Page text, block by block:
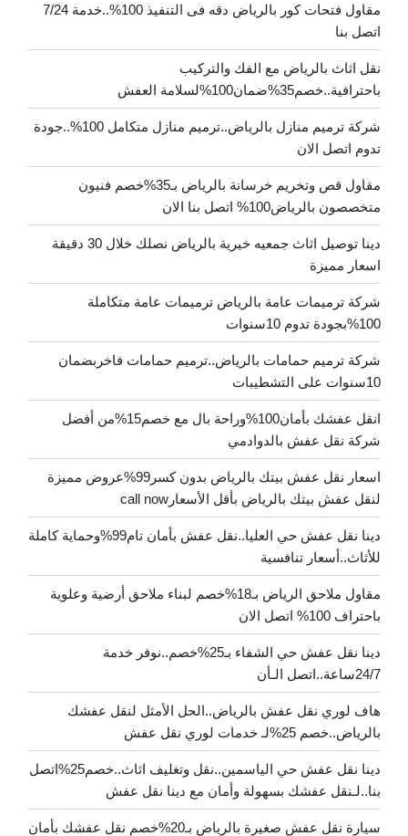
مقاول فتحات كور بالرياض دقه فى التنفيذ 100%..خدمة 7/24
اتصل بنا
نقل اثاث بالرياض مع الفك والتركيب
باحترافية..خصم35%ضمان100%لسلامة العفش
شركة ترميم منازل بالرياض..ترميم منازل متكامل 100%..جودة
تدوم اتصل الان
مقاول قص وتخريم خرسانة بالرياض بـ35%خصم فنيون
متخصصون بالرياض100% اتصل بنا الان
دينا توصيل اثاث جمعيه خيرية بالرياض نصلك خلال 30 دقيقة
اسعار مميزة
شركة ترميمات عامة بالرياض ترميمات عامة متكاملة
100%بجودة تدوم 10سنوات
شركة ترميم حمامات بالرياض..ترميم حمامات فاخربضمان
10سنوات على التشطيبات
انقل عفشك بأمان100%وراحة بال مع خصم15%من أفضل
شركة نقل عفش بالدوادمي
اسعار نقل عفش بيتك بالرياض بدون كسر99%عروض مميزة
لنقل عفش بيتك بالرياض بأقل الأسعارcall now
دينا نقل عفش حي العليا..نقل عفش بأمان تام99%وحماية كاملة
للأثاث..أسعار تنافسية
مقاول ملاحق الرياض بـ18%خصم لبناء ملاحق أرضية وعلوية
باحتراف 100% اتصل الان
دينا نقل عفش حي الشفاء بـ25%خصم..نوفر خدمة
24/7ساعة..اتصل الـأن
هاف لوري نقل عفش بالرياض..الحل الأمثل لنقل عفشك
بالرياض..خصم 25%لـ خدمات لوري نقل عفش
دينا نقل عفش حي الياسمين..نقل وتغليف اثاث..خصم25%اتصل
بنا..لـنقل عفشك بسهولة وأمان مع دينا نقل عفش
سيارة نقل عفش صغيرة بالرياض بـ20%خصم نقل عفشك بأمان